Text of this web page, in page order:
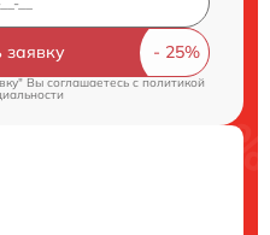
заявку
Вы соглашаетесь c политикой